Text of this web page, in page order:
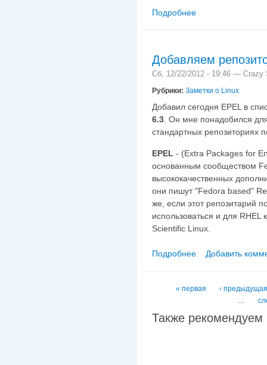
Подробнее
Добавляем
Сб, 12/22/2012 - 19:46 — Crazy
Рубрики: Заметки о Linux
Добавил сегодня EPEL в
6.3 . Он мне понадобился
стандартных репозиториях
EPEL - (Extra Packages for
основанным сообществом
высококачественных
они пишут "Fedora based"
же, если этот репозитарий
использоваться и для RHEL
Scientific Linux.
Подробнее о Добавляем
Добавить
Страницы
« первая
‹ предыдущая
…
Также рекомендуем